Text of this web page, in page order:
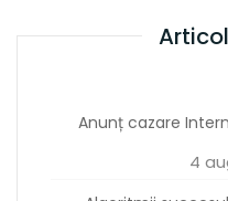
Anunț cazare
4